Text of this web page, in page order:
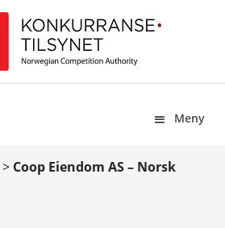
Meny
> Coop Eiendom AS – Norsk